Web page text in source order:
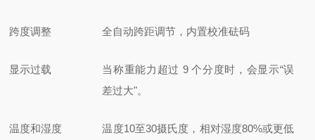
跨度调整 全自动跨距调节，内置校准砝码
显示过载
当称重能力超过 9 个分度时，会显示“误
差过大"。
温度和湿度
温度10至30摄氏度，相对湿度80%或更低